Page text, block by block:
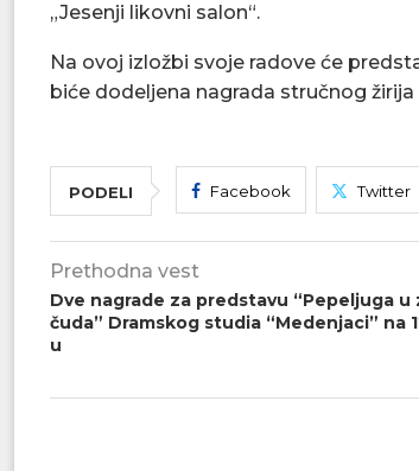
„Jesenji likovni salon“.
Na ovoj izložbi svoje radove će
biće dodeljena nagrada stručnog žirija
PODELI Facebook Twitter
Prethodna vest
Dve nagrade za predstavu “Pepeljuga u
čuda” Dramskog studia “Medenjaci” na
u